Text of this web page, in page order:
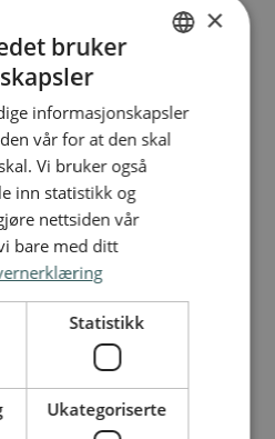
ENGLISH
×
bruker
informasjonskapsler
vår for at den skal
Vi bruker også
inn statistikk og
nettsiden vår
bare med ditt
Statistikk
Ukategoriserte